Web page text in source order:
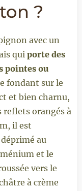
?
avec un
qui porte des
pointes ou
fondant sur le
et bien charnu,
reflets orangés à
il est
au
et le
vers le
à crème